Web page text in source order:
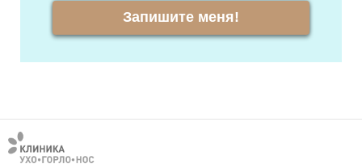
Запишите меня!